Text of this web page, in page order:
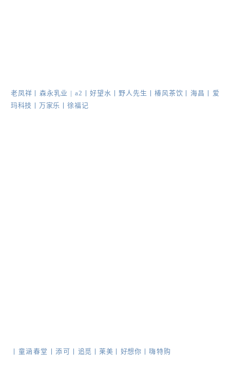
老凤祥 丨森永乳业 |a2 丨好望水 野人先生 丨椿风茶饮 海昌
爱
玛科技
丨万家乐 丨徐福记
童涵春堂 添可 追觅 丨莱美 好想你 嗨特购